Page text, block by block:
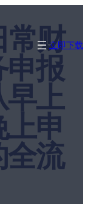
立即下载
财
申报
早上
申
流